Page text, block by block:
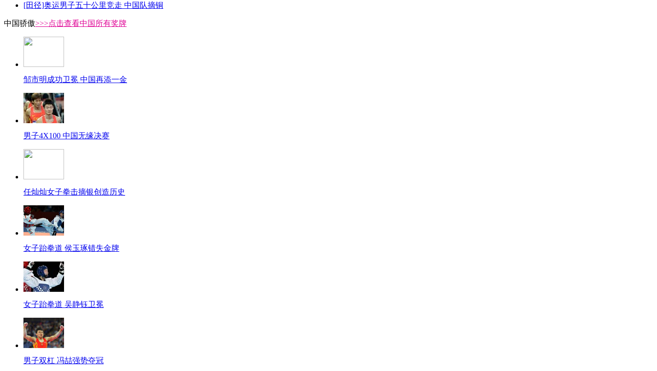
[田径]奥运男子五十公里竞走 中国队摘铜
中国骄傲>>>点击查看中国所有奖牌
邹市明成功卫冕 中国再添一金
男子4X100 中国无缘决赛
任灿灿女子拳击摘银创造历史
女子跆拳道 侯玉琢错失金牌
女子跆拳道 吴静钰卫冕
男子双杠 冯喆强势夺冠